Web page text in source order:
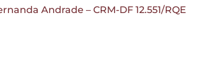
Andrade – CRM-DF 12.551/RQE